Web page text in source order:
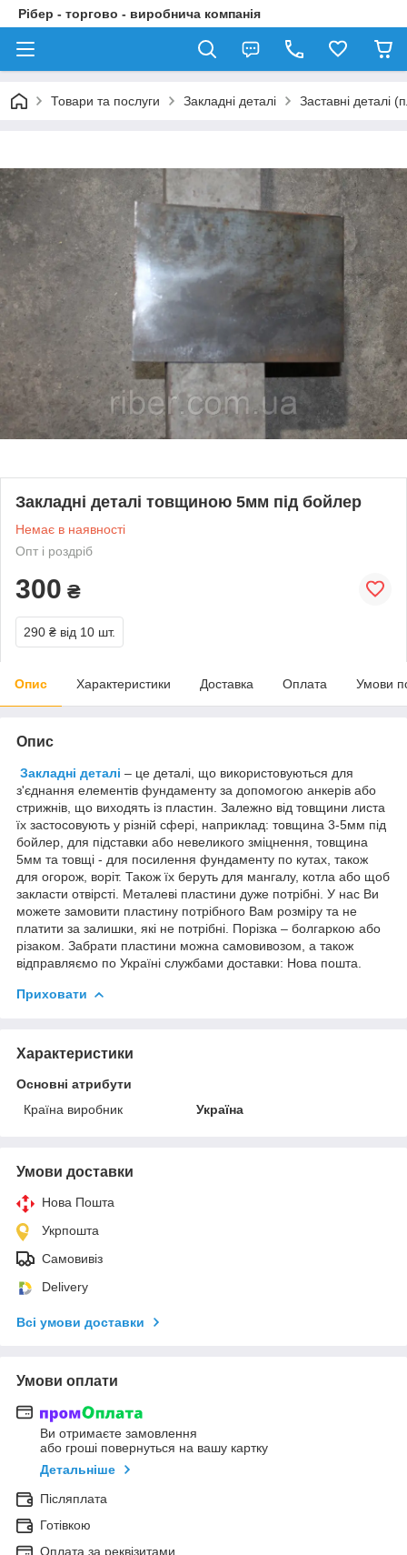
Рібер - торгово - виробнича компанія
Товари та послуги Закладні деталі Заставні деталі
Закладні деталі товщиною 5мм під бойлер
Немає в наявності
Опт і роздріб
300 ₴
290 ₴ від 10 шт.
Опис Характеристики Доставка Оплата Умови
Опис
Закладні деталі – це деталі, що використовуються для
з'єднання елементів фундаменту за допомогою анкерів або
стрижнів, що виходять із пластин. Залежно від товщини листа
їх застосовують у різній сфері, наприклад: товщина 3-5мм під
бойлер, для підставки або невеликого зміцнення, товщина
5мм та товщі - для посилення фундаменту по кутах, також
для огорож, воріт. Також їх беруть для мангалу, котла або щоб
закласти отвірсті. Металеві пластини дуже потрібні. У нас Ви
можете замовити пластину потрібного Вам розміру та не
платити за залишки, які не потрібні. Порізка – болгаркою або
різаком. Забрати пластини можна самовивозом, а також
відправляємо по Україні службами доставки: Нова пошта.
Приховати
Характеристики
Основні атрибути
Країна виробник
Україна
Умови доставки
Нова Пошта
Укрпошта
Самовивіз
Delivery
Всі умови доставки
Умови оплати
Ви отримаєте замовлення
або гроші повернуться на вашу картку
Детальніше
Післяплата
Готівкою
Оплата за реквізитами